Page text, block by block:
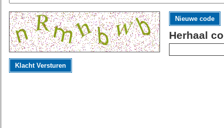
Nieuwe code
Herhaal
Klacht Versturen